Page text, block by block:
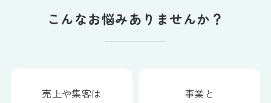
こんなお悩みありませんか？
売上や集客は
事業と